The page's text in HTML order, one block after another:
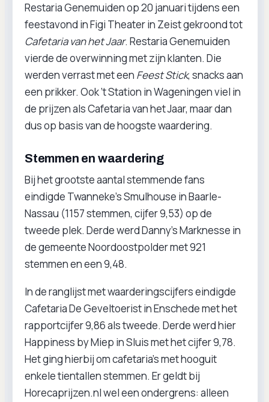
Restaria Genemuiden op 20 januari tijdens een
feestavond in Figi Theater in Zeist gekroond tot
Cafetaria van het Jaar. Restaria Genemuiden
vierde de overwinning met zijn klanten. Die
werden verrast met een Feest Stick, snacks aan
een prikker. Ook ’t Station in Wageningen viel in
de prijzen als Cafetaria van het Jaar, maar dan
dus op basis van de hoogste waardering.
Stemmen en waardering
Bij het grootste aantal stemmende fans
eindigde Twanneke’s Smulhouse in Baarle-
Nassau (1157 stemmen, cijfer 9,53) op de
tweede plek. Derde werd Danny’s Marknesse in
de gemeente Noordoostpolder met 921
stemmen en een 9,48.
In de ranglijst met waarderingscijfers eindigde
Cafetaria De Geveltoerist in Enschede met het
rapportcijfer 9,86 als tweede. Derde werd hier
Happiness by Miep in Sluis met het cijfer 9,78.
Het ging hierbij om cafetaria’s met hooguit
enkele tientallen stemmen. Er geldt bij
Horecaprijzen.nl wel een ondergrens: alleen